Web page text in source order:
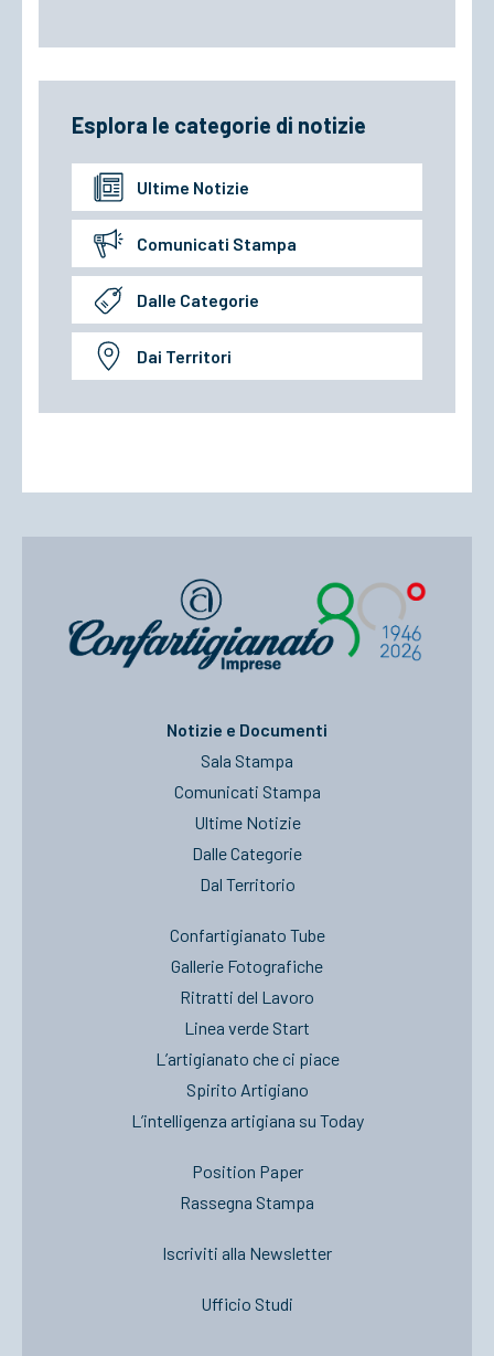
Esplora le categorie di notizie
Ultime Notizie
Comunicati Stampa
Dalle Categorie
Dai Territori
Notizie e Documenti
Sala Stampa
Comunicati Stampa
Ultime Notizie
Dalle Categorie
Dal Territorio
Confartigianato Tube
Gallerie Fotografiche
Ritratti del Lavoro
Linea verde Start
L’artigianato che ci piace
Spirito Artigiano
L’intelligenza artigiana su Today
Position Paper
Rassegna Stampa
Iscriviti alla Newsletter
Ufficio Studi